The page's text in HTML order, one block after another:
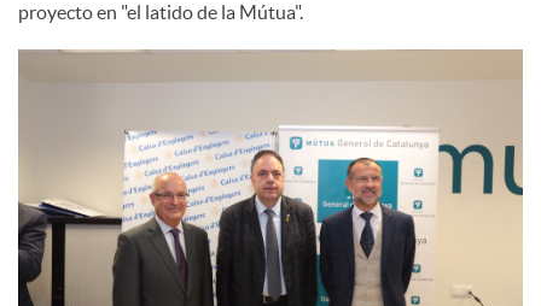
proyecto en "el latido de la Mútua".